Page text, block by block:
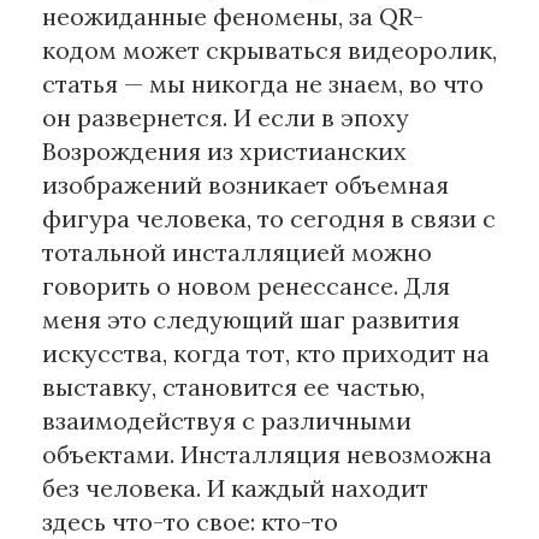
неожиданные феномены, за QR-
кодом может скрываться видеоролик,
статья — мы никогда не знаем, во что
он развернется. И если в эпоху
Возрождения из христианских
изображений возникает объемная
фигура человека, то сегодня в связи с
тотальной инсталляцией можно
говорить о новом ренессансе. Для
меня это следующий шаг развития
искусства, когда тот, кто приходит на
выставку, становится ее частью,
взаимодействуя с различными
объектами. Инсталляция невозможна
без человека. И каждый находит
здесь что-то свое: кто-то